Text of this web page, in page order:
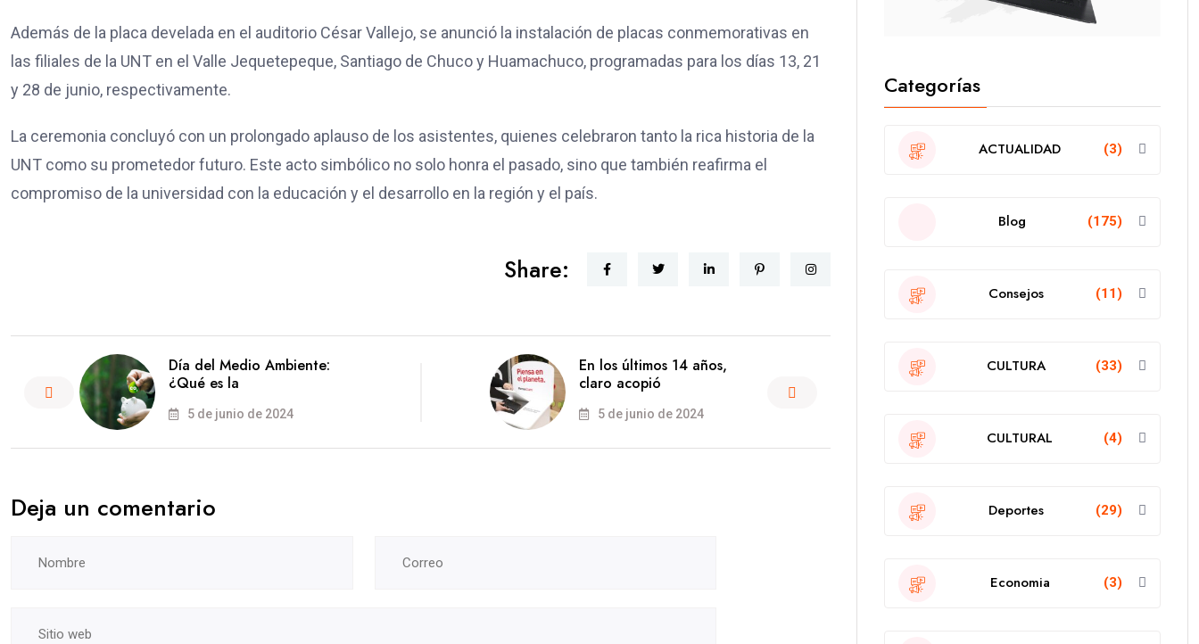
Además de la placa develada en el auditorio César Vallejo, se anunció la instalación de placas conmemorativas en
las filiales de la UNT en el Valle Jequetepeque, Santiago de Chuco y Huamachuco, programadas para los días 13, 21
y 28 de junio, respectivamente.
La ceremonia concluyó con un prolongado aplauso de los asistentes, quienes celebraron tanto la rica historia de la
UNT como su prometedor futuro. Este acto simbólico no solo honra el pasado, sino que también reafirma el
compromiso de la universidad con la educación y el desarrollo en la región y el país.
Share:
Día del Medio Ambiente:
¿Qué es la
5 de junio de 2024
En los últimos 14 años,
claro acopió
5 de junio de 2024
Deja un comentario
Categorías
ACTUALIDAD (3)
Blog (175)
Consejos (11)
CULTURA (33)
CULTURAL (4)
Deportes (29)
Economia (3)